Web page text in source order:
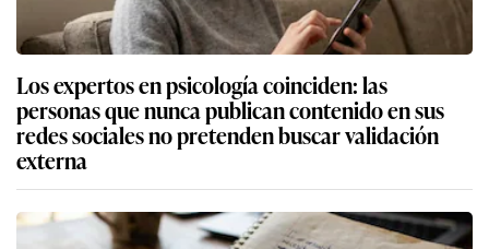
Los expertos en psicología coinciden: las
personas que nunca publican contenido en sus
redes sociales no pretenden buscar validación
externa